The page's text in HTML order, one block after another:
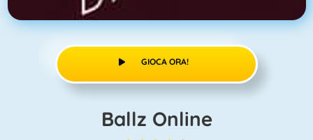
GIOCA ORA!
Ballz Online